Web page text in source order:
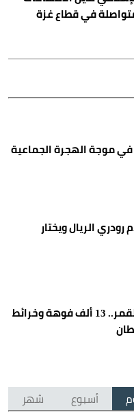
في قطاع غزة
الريال ويختار
الصين تكشف أدق خريطة للقمر.. 13 ألف فوهة وخرائط
أسبوع شهر